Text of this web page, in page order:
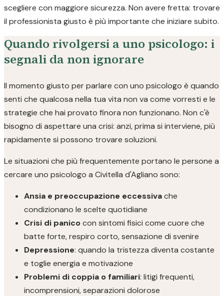
scegliere con maggiore sicurezza. Non avere fretta: trovare
il professionista giusto è più importante che iniziare subito.
Quando rivolgersi a uno psicologo: i
segnali da non ignorare
Il momento giusto per parlare con uno psicologo è quando
senti che qualcosa nella tua vita non va come vorresti e le
strategie che hai provato finora non funzionano. Non c'è
bisogno di aspettare una crisi: anzi, prima si interviene, più
rapidamente si possono trovare soluzioni.
Le situazioni che più frequentemente portano le persone a
cercare uno psicologo a Civitella d'Agliano sono:
Ansia e preoccupazione eccessivache
condizionano le scelte quotidiane
Crisi di panicocon sintomi fisici come cuore che
batte forte, respiro corto, sensazione di svenire
Depressione: quando la tristezza diventa costante
e toglie energia e motivazione
Problemi di coppia o familiari: litigi frequenti,
incomprensioni, separazioni dolorose